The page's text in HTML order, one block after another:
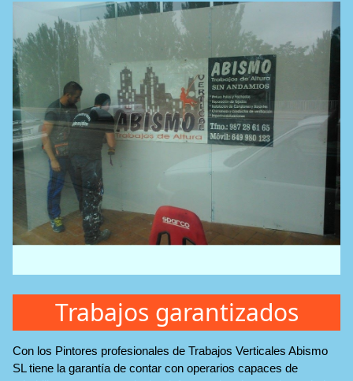
Trabajos garantizados
Con los Pintores profesionales de Trabajos Verticales Abismo
SL tiene la garantía de contar con operarios capaces de